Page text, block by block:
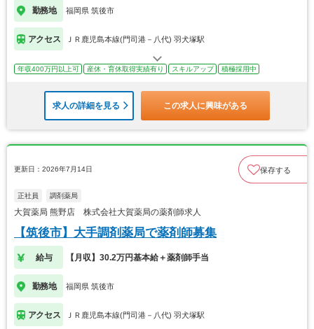
勤務地 福岡県 筑後市
アクセス ＪＲ鹿児島本線(門司港－八代) 羽犬塚駅
年収400万円以上可 産休・育休取得実績有り スキルアップ 積極採用中
求人の詳細を見る この求人に興味がある
更新日：2026年7月14日 保存する
正社員 調剤薬局
大賀薬局 熊野店 株式会社大賀薬局の薬剤師求人
【筑後市】大手調剤薬局で薬剤師募集
給与 【月収】30.2万円基本給＋薬剤師手当
勤務地 福岡県 筑後市
アクセス ＪＲ鹿児島本線(門司港－八代) 羽犬塚駅